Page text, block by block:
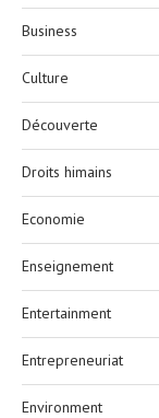
Business
Culture
Découverte
Droits himains
Economie
Enseignement
Entertainment
Entrepreneuriat
Environment